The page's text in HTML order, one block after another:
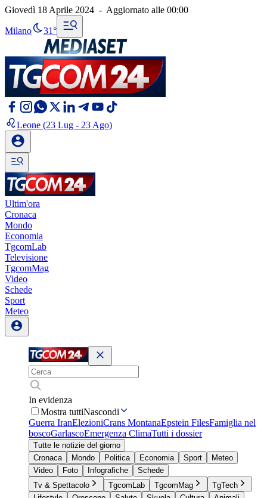
Giovedì 18 Aprile 2024 - Aggiornato alle 00:00
Milano 31°
Leone (23 Lug - 23 Ago)
Ultim'ora
Cronaca
Mondo
Economia
TgcomLab
Televisione
TgcomMag
Video
Schede
Sport
Meteo
In evidenza
Mostra tuttiNascondi
Guerra IranElezioniCrans MontanaEpstein FilesFamiglia nel
boscoGarlascoEmergenza ClimaTutti i dossier
Tutte le notizie del giorno
Cronaca
Mondo Politica Economia Sport
Meteo
Video
Foto Infografiche
Schede
Tv & Spettacolo
TgcomLab TgcomMag
TgTech